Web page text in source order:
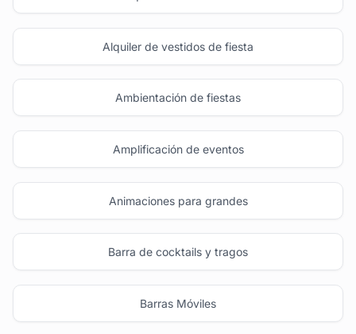
Alquiler de vestidos de fiesta
Ambientación de fiestas
Amplificación de eventos
Animaciones para grandes
Barra de cocktails y tragos
Barras Móviles